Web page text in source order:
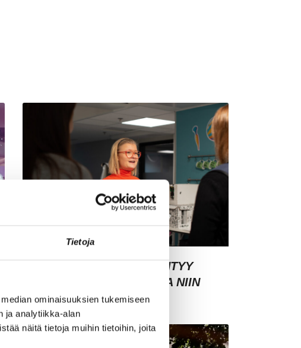
Tietoja
ominaisuuksien tukemiseen
ja analytiikka-alan
näitä tietoja muihin tietoihin, joita
ASIAKASYMMÄRRYS SYNTYY
IHMISTEN KESKELLÄ – JA NIIN
SYNTYY MYÖS MYYNTI